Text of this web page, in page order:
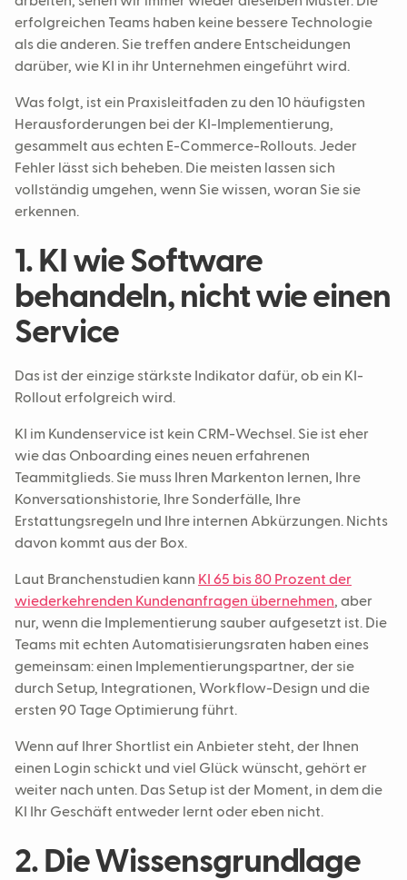
erfolgreichen Teams haben keine bessere Technologie
als die anderen. Sie treffen andere Entscheidungen
darüber, wie KI in ihr Unternehmen eingeführt wird.
Was folgt, ist ein Praxisleitfaden zu den 10 häufigsten
Herausforderungen bei der KI-Implementierung,
gesammelt aus echten E-Commerce-Rollouts. Jeder
Fehler lässt sich beheben. Die meisten lassen sich
vollständig umgehen, wenn Sie wissen, woran Sie sie
erkennen.
1. KI wie Software
behandeln, nicht wie einen
Service
Das ist der einzige stärkste Indikator dafür, ob ein KI-
Rollout erfolgreich wird.
KI im Kundenservice ist kein CRM-Wechsel. Sie ist eher
wie das Onboarding eines neuen erfahrenen
Teammitglieds. Sie muss Ihren Markenton lernen, Ihre
Konversationshistorie, Ihre Sonderfälle, Ihre
Erstattungsregeln und Ihre internen Abkürzungen. Nichts
davon kommt aus der Box.
Laut Branchenstudien kann KI 65 bis 80 Prozent der
wiederkehrenden Kundenanfragen übernehmen, aber
nur, wenn die Implementierung sauber aufgesetzt ist. Die
Teams mit echten Automatisierungsraten haben eines
gemeinsam: einen Implementierungspartner, der sie
durch Setup, Integrationen, Workflow-Design und die
ersten 90 Tage Optimierung führt.
Wenn auf Ihrer Shortlist ein Anbieter steht, der Ihnen
einen Login schickt und viel Glück wünscht, gehört er
weiter nach unten. Das Setup ist der Moment, in dem die
KI Ihr Geschäft entweder lernt oder eben nicht.
2. Die Wissensgrundlage